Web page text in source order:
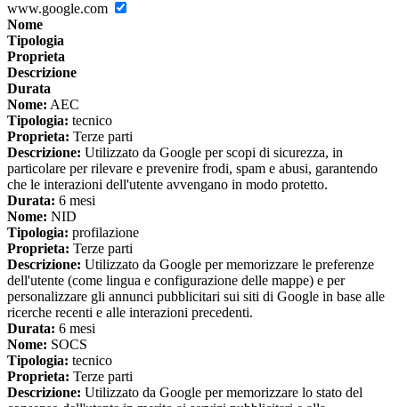
www.google.com
Nome
Tipologia
Proprieta
Descrizione
Durata
Nome: AEC
Tipologia: tecnico
Proprieta: Terze parti
Descrizione: Utilizzato da Google per scopi di sicurezza, in
particolare per rilevare e prevenire frodi, spam e abusi, garantendo
che le interazioni dell'utente avvengano in modo protetto.
Durata: 6 mesi
Nome: NID
Tipologia: profilazione
Proprieta: Terze parti
Descrizione: Utilizzato da Google per memorizzare le preferenze
dell'utente (come lingua e configurazione delle mappe) e per
personalizzare gli annunci pubblicitari sui siti di Google in base alle
ricerche recenti e alle interazioni precedenti.
Durata: 6 mesi
Nome: SOCS
Tipologia: tecnico
Proprieta: Terze parti
Descrizione: Utilizzato da Google per memorizzare lo stato del